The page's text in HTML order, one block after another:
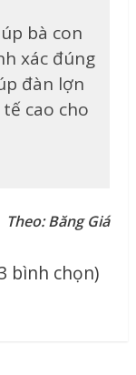
bà con
xác đúng
đàn lợn
cao cho
Theo: Băng Giá
bình chọn)